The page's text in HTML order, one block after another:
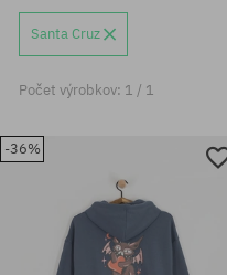
Santa Cruz
Počet výrobkov: 1 / 1
-36%